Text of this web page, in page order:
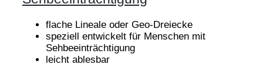
flache Lineale oder Geo-Dreiecke
speziell entwickelt für Menschen mit
Sehbeeinträchtigung
leicht ablesbar